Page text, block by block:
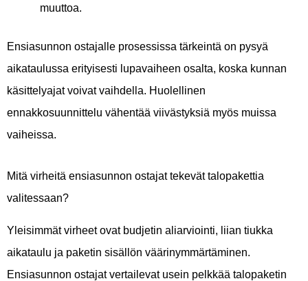
muuttoa.
Ensiasunnon ostajalle prosessissa tärkeintä on pysyä
aikataulussa erityisesti lupavaiheen osalta, koska kunnan
käsittelyajat voivat vaihdella. Huolellinen
ennakkosuunnittelu vähentää viivästyksiä myös muissa
vaiheissa.
Mitä virheitä ensiasunnon ostajat tekevät talopakettia
valitessaan?
Yleisimmät virheet ovat budjetin aliarviointi, liian tiukka
aikataulu ja paketin sisällön väärinymmärtäminen.
Ensiasunnon ostajat vertailevat usein pelkkää talopaketin